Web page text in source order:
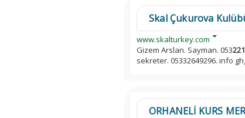
Skal Çukurova
www.skalturkey.com
Gizem Arslan. Sayman. 053221
sekreter. 05332649296. info
ORHANELİ KURS